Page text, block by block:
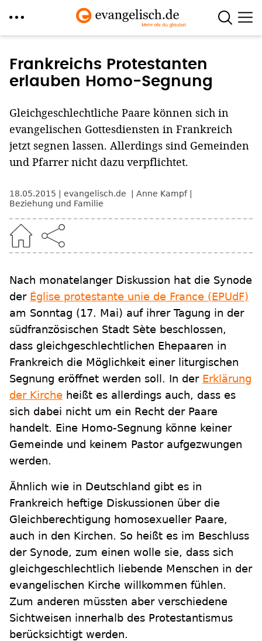
zum
Inhalt
Frankreichs Protestanten
erlauben Homo-Segnung
Gleichgeschlechtliche Paare können sich in
evangelischen Gottesdiensten in Frankreich
jetzt segnen lassen. Allerdings sind Gemeinden
und Pfarrer nicht dazu verpflichtet.
18.05.2015 evangelisch.de
Anne Kampf
Beziehung und Familie
Nach monatelanger Diskussion hat die Synode
der Église protestante unie de France (EPUdF)
am Sonntag (17. Mai) auf ihrer Tagung in der
südfranzösischen Stadt Sète beschlossen,
dass gleichgeschlechtlichen Ehepaaren in
Frankreich die Möglichkeit einer liturgischen
Segnung eröffnet werden soll. In der Erklärung
der Kirche heißt es allerdings auch, dass es
sich dabei nicht um ein Recht der Paare
handelt. Eine Homo-Segnung könne keiner
Gemeinde und keinem Pastor aufgezwungen
werden.
Ähnlich wie in Deutschland gibt es in
Frankreich heftige Diskussionen über die
Gleichberechtigung homosexueller Paare,
auch in den Kirchen. So heißt es im Beschluss
der Synode, zum einen wolle sie, dass sich
gleichgeschlechtlich liebende Menschen in der
evangelischen Kirche willkommen fühlen.
Zum anderen müssten aber verschiedene
Sichtweisen innerhalb des Protestantismus
berücksichtigt werden.